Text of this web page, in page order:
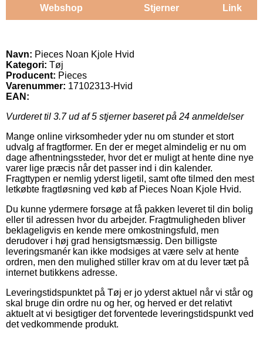
Webshop Stjerner Link
Navn: Pieces Noan Kjole Hvid
Kategori: Tøj
Producent: Pieces
Varenummer: 17102313-Hvid
EAN:
Vurderet til 3.7ud af 5 stjerner baseret på 24 anmeldelser
Mange online virksomheder yder nu om stunder et stort
udvalg af fragtformer. En der er meget almindelig er nu om
dage afhentningssteder, hvor det er muligt at hente dine nye
varer lige præcis når det passer ind i din kalender.
Fragttypen er nemlig yderst ligetil, samt ofte tilmed den mest
letkøbte fragtløsning ved køb af Pieces Noan Kjole Hvid.
Du kunne ydermere forsøge at få pakken leveret til din bolig
eller til adressen hvor du arbejder. Fragtmuligheden bliver
beklageligvis en kende mere omkostningsfuld, men
derudover i høj grad hensigtsmæssig. Den billigste
leveringsmanér kan ikke modsiges at være selv at hente
ordren, men den mulighed stiller krav om at du lever tæt på
internet butikkens adresse.
Leveringstidspunktet på Tøj er jo yderst aktuel når vi står og
skal bruge din ordre nu og her, og herved er det relativt
aktuelt at vi besigtiger det forventede leveringstidspunkt ved
det vedkommende produkt.